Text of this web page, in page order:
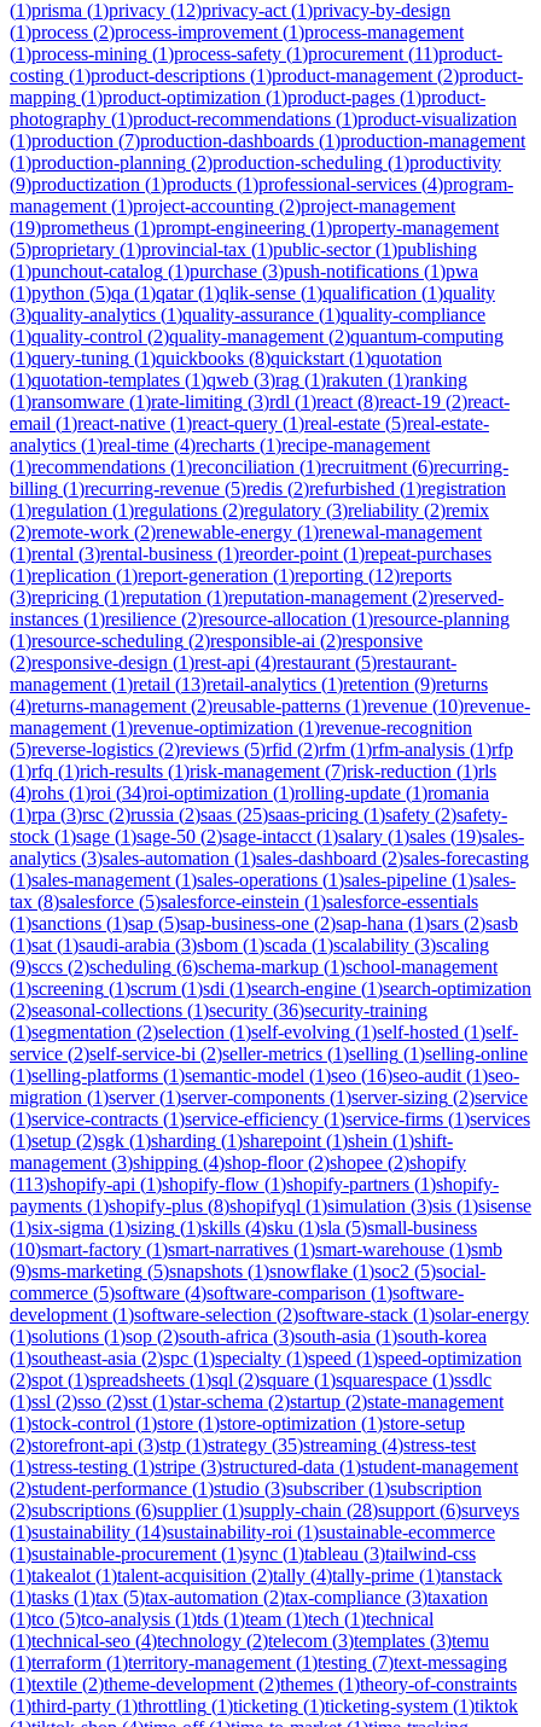
(1)prisma (1)privacy (12)privacy-act (1)privacy-by-design
(1)process (2)process-improvement (1)process-management
(1)process-mining (1)process-safety (1)procurement (11)product-
costing (1)product-descriptions (1)product-management (2)product-
mapping (1)product-optimization (1)product-pages (1)product-
photography (1)product-recommendations (1)product-visualization
(1)production (7)production-dashboards (1)production-management
(1)production-planning (2)production-scheduling (1)productivity
(9)productization (1)products (1)professional-services (4)program-
management (1)project-accounting (2)project-management
(19)prometheus (1)prompt-engineering (1)property-management
(5)proprietary (1)provincial-tax (1)public-sector(1)publishing
(1)punchout-catalog (1)purchase (3)push-notifications (1)pwa
(1)python (5)qa (1)qatar(1)qlik-sense (1)qualification (1)quality
(3)quality-analytics (1)quality-assurance (1)quality-compliance
(1)quality-control (2)quality-management (2)quantum-computing
(1)query-tuning (1)quickbooks (8)quickstart (1)quotation
(1)quotation-templates (1)qweb (3)rag (1)rakuten (1)ranking
(1)ransomware (1)rate-limiting (3)rdl (1)react (8)react-19 (2)react-
email (1)react-native (1)react-query (1)real-estate (5)real-estate-
analytics (1)real-time (4)recharts (1)recipe-management
(1)recommendations (1)reconciliation (1)recruitment (6)recurring-
billing (1)recurring-revenue (5)redis (2)refurbished (1)registration
(1)regulation (1)regulations (2)regulatory (3)reliability (2)remix
(2)remote-work (2)renewable-energy (1)renewal-management
(1)rental (3)rental-business (1)reorder-point (1)repeat-purchases
(1)replication (1)report-generation (1)reporting (12)reports
(3)repricing (1)reputation (1)reputation-management (2)reserved-
instances (1)resilience (2)resource-allocation (1)resource-planning
(1)resource-scheduling (2)responsible-ai (2)responsive
(2)responsive-design (1)rest-api (4)restaurant (5)restaurant-
management (1)retail (13)retail-analytics (1)retention (9)returns
(4)returns-management (2)reusable-patterns (1)revenue (10)revenue-
management (1)revenue-optimization (1)revenue-recognition
(5)reverse-logistics (2)reviews (5)rfid (2)rfm (1)rfm-analysis (1)rfp
(1)rfq (1)rich-results (1)risk-management (7)risk-reduction (1)rls
(4)rohs (1)roi (34)roi-optimization (1)rolling-update (1)romania
(1)rpa (3)rsc (2)russia (2)saas (25)saas-pricing (1)safety (2)safety-
stock (1)sage (1)sage-50 (2)sage-intacct (1)salary (1)sales (19)sales-
analytics (3)sales-automation (1)sales-dashboard (2)sales-forecasting
(1)sales-management (1)sales-operations (1)sales-pipeline (1)sales-
tax (8)salesforce (5)salesforce-einstein (1)salesforce-essentials
(1)sanctions (1)sap (5)sap-business-one (2)sap-hana (1)sars (2)sasb
(1)sat (1)saudi-arabia (3)sbom (1)scada (1)scalability (3)scaling
(9)sccs (2)scheduling (6)schema-markup (1)school-management
(1)screening (1)scrum (1)sdi (1)search-engine (1)search-optimization
(2)seasonal-collections (1)security (36)security-training
(1)segmentation (2)selection (1)self-evolving (1)self-hosted (1)self-
service (2)self-service-bi (2)seller-metrics (1)selling (1)selling-online
(1)selling-platforms (1)semantic-model (1)seo (16)seo-audit (1)seo-
migration (1)server(1)server-components (1)server-sizing (2)service
(1)service-contracts (1)service-efficiency (1)service-firms (1)services
(1)setup (2)sgk (1)sharding (1)sharepoint (1)shein (1)shift-
management (3)shipping (4)shop-floor(2)shopee (2)shopify
(113)shopify-api (1)shopify-flow (1)shopify-partners (1)shopify-
payments (1)shopify-plus (8)shopifyql (1)simulation (3)sis (1)sisense
(1)six-sigma (1)sizing (1)skills (4)sku (1)sla (5)small-business
(10)smart-factory (1)smart-narratives (1)smart-warehouse (1)smb
(9)sms-marketing (5)snapshots (1)snowflake (1)soc2 (5)social-
commerce (5)software (4)software-comparison (1)software-
development (1)software-selection (2)software-stack (1)solar-energy
(1)solutions (1)sop (2)south-africa (3)south-asia (1)south-korea
(1)southeast-asia (2)spc (1)specialty (1)speed (1)speed-optimization
(2)spot (1)spreadsheets (1)sql (2)square (1)squarespace (1)ssdlc
(1)ssl (2)sso (2)sst (1)star-schema (2)startup (2)state-management
(1)stock-control (1)store (1)store-optimization (1)store-setup
(2)storefront-api (3)stp (1)strategy (35)streaming (4)stress-test
(1)stress-testing (1)stripe (3)structured-data (1)student-management
(2)student-performance (1)studio (3)subscriber(1)subscription
(2)subscriptions (6)supplier(1)supply-chain (28)support (6)surveys
(1)sustainability (14)sustainability-roi (1)sustainable-ecommerce
(1)sustainable-procurement (1)sync (1)tableau (3)tailwind-css
(1)takealot (1)talent-acquisition (2)tally (4)tally-prime (1)tanstack
(1)tasks (1)tax (5)tax-automation (2)tax-compliance (3)taxation
(1)tco (5)tco-analysis (1)tds (1)team (1)tech (1)technical
(1)technical-seo (4)technology (2)telecom (3)templates (3)temu
(1)terraform (1)territory-management (1)testing (7)text-messaging
(1)textile (2)theme-development (2)themes (1)theory-of-constraints
(1)third-party (1)throttling (1)ticketing (1)ticketing-system (1)tiktok